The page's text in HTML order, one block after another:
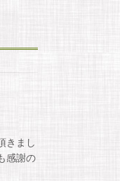
きまし
感謝の